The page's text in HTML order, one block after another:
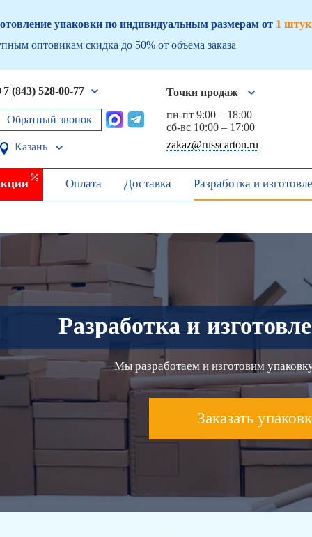
упаковки по индивидуальным размерам от 1
оптовикам скидка до 50% от объема заказа
(843) 528-00-77
Обратный звонок
Казань
Точки продаж
пн-пт 9:00 – 18:00
сб-вс 10:00 – 17:00
zakaz@russcarton.ru
Оплата Доставка Разработка и
Разработка и
Мы разработаем и изготовим
Заказать